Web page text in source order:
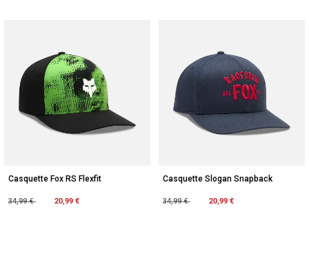
Casquette Fox RS Flexfit
Price reduced from
34,99 €to 20,99 €
Casquette Slogan Snapback
Price reduced from
34,99 €to 20,99 €